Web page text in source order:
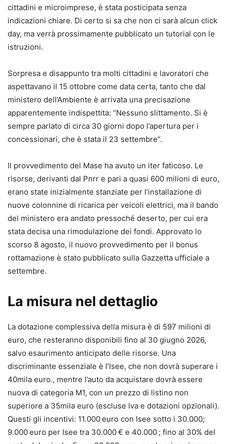
cittadini e microimprese, è stata posticipata senza
indicazioni chiare. Di certo si sa che non ci sarà alcun click
day, ma verrà prossimamente pubblicato un tutorial con le
istruzioni.
Sorpresa e disappunto tra molti cittadini e lavoratori che
aspettavano il 15 ottobre come data certa, tanto che dal
ministero dell’Ambiente è arrivata una precisazione
apparentemente indispettita: “Nessuno slittamento. Si è
sempre parlato di circa 30 giorni dopo l’apertura per i
concessionari, che è stata il 23 settembre”.
Il provvedimento del Mase ha avuto un iter faticoso. Le
risorse, derivanti dal Pnrr e pari a quasi 600 milioni di euro,
erano state inizialmente stanziate per l’installazione di
nuove colonnine di ricarica per veicoli elettrici, ma il bando
del ministero era andato pressoché deserto, per cui era
stata decisa una rimodulazione dei fondi. Approvato lo
scorso 8 agosto, il nuovo provvedimento per il bonus
rottamazione è stato pubblicato sulla Gazzetta ufficiale a
settembre.
La misura nel dettaglio
La dotazione complessiva della misura è di 597 milioni di
euro, che resteranno disponibili fino al 30 giugno 2026,
salvo esaurimento anticipato delle risorse. Una
discriminante essenziale è l’Isee, che non dovrà superare i
40mila euro., mentre l’auto da acquistare dovrà essere
nuova di categoria M1, con un prezzo di listino non
superiore a 35mila euro (escluse Iva e dotazioni opzionali).
Questi gli incentivi: 11.000 euro con Isee sotto i 30.000;
9.000 euro per Isee tra 30.000 € e 40.000 ; fino al 30% del